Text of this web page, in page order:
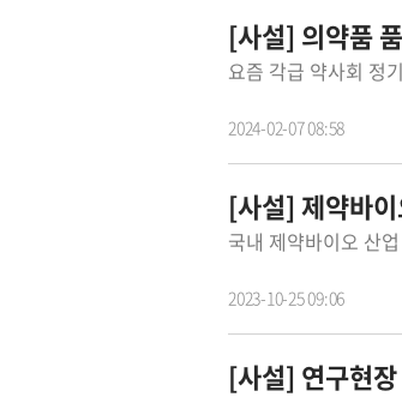
[사설] 의약품
2024-02-07 08:58
[사설] 제약바
2023-10-25 09:06
[사설] 연구현